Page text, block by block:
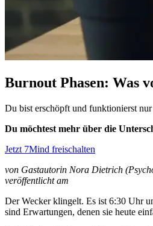
Burnout Phasen: Was
Du bist erschöpft und funktionierst
Du möchtest mehr über die
Jetzt 7Mind freischalten
von Gastautorin Nora Dietrich
veröffentlicht am
Der Wecker klingelt. Es ist 6:30 Uhr
sind Erwartungen, denen sie heute